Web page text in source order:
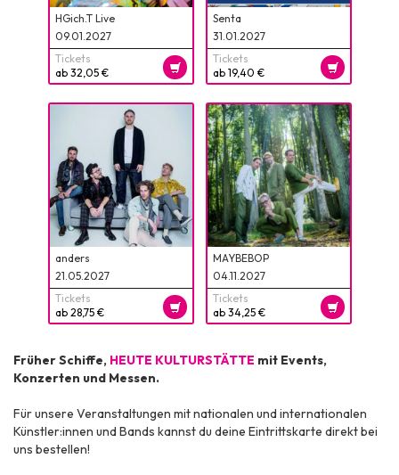
HGich.T Live
09.01.2027
Tickets
ab 32,05 €
Senta
31.01.2027
Tickets
ab 19,40 €
anders
21.05.2027
Tickets
ab 28,75 €
MAYBEBOP
04.11.2027
Tickets
ab 34,25 €
Früher Schiffe, HEUTE KULTURSTÄTTE mit Events,
Konzerten und Messen.
Für unsere Veranstaltungen mit nationalen und internationalen
Künstler:innen und Bands kannst du deine Eintrittskarte direkt bei
uns bestellen!